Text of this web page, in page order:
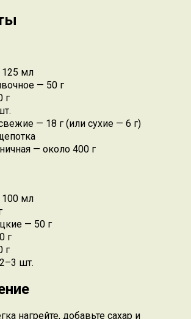
мл
— 50 г
г
— 18 г (или сухие — 6 г)
— около 400 г
мл
— 50 г
г
г
шт.
нагрейте, добавьте сахар и